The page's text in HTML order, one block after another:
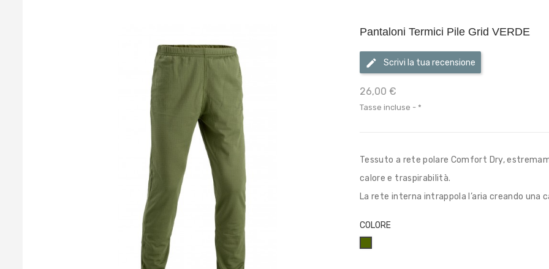
Pantaloni Termici Pile Grid VERDE
Scrivi la tua recensione
26,00 €
Tasse incluse *
Tessuto a rete polare Comfort Dry,
calore e traspirabilità.
La rete interna intrappola l’aria creando
COLORE